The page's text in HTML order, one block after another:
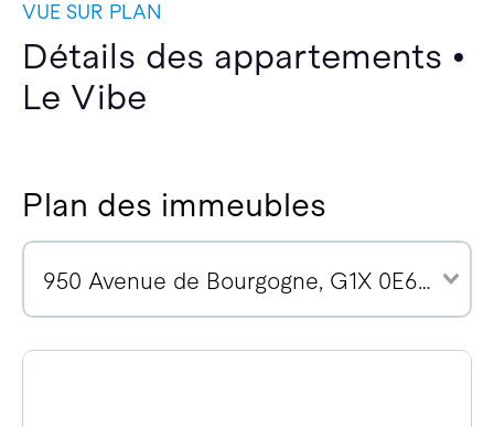
VUE SUR PLAN
Détails des appartements •
Le Vibe
Plan des immeubles
950 Avenue de Bourgogne, G1X 0E6 (10)